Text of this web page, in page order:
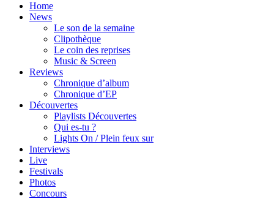
Home
News
Le son de la semaine
Clipothèque
Le coin des reprises
Music & Screen
Reviews
Chronique d’album
Chronique d’EP
Découvertes
Playlists Découvertes
Qui es-tu ?
Lights On / Plein feux sur
Interviews
Live
Festivals
Photos
Concours